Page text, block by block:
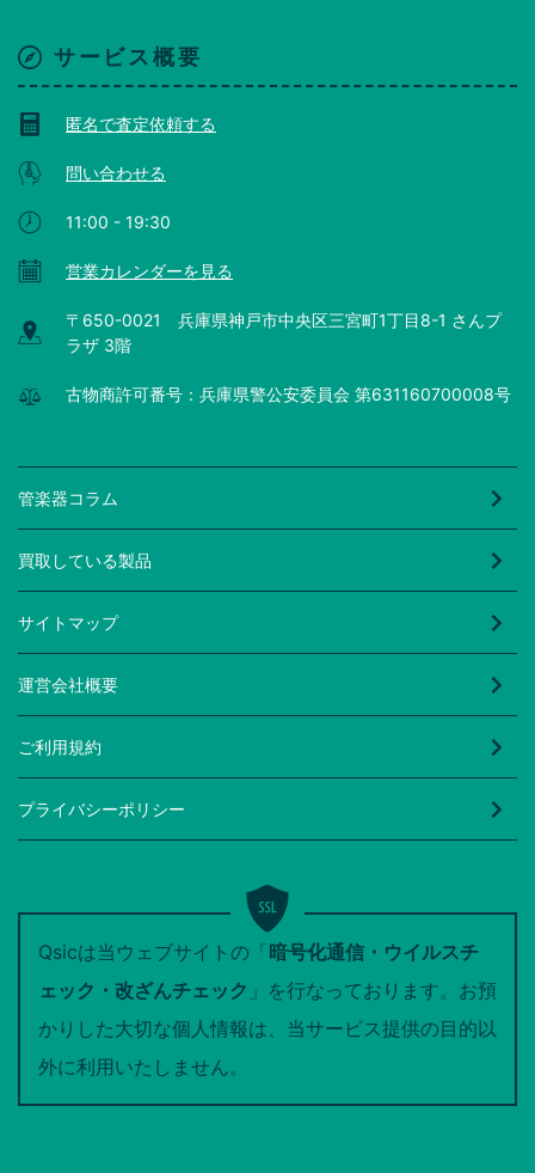
サービス概要
匿名で査定依頼する
問い合わせる
11:00 - 19:30
営業カレンダーを見る
〒650-0021 兵庫県神戸市中央区三宮町1丁目8-1 さんプ
ラザ 3階
古物商許可番号：兵庫県警公安委員会 第631160700008号
管楽器コラム
買取している製品
サイトマップ
運営会社概要
ご利用規約
プライバシーポリシー
Qsicは当ウェブサイトの「暗号化通信・ウイルスチ
ェック・改ざんチェック 」を行なっております。お預
かりした大切な個人情報は、当サービス提供の目的以
外に利用いたしません。